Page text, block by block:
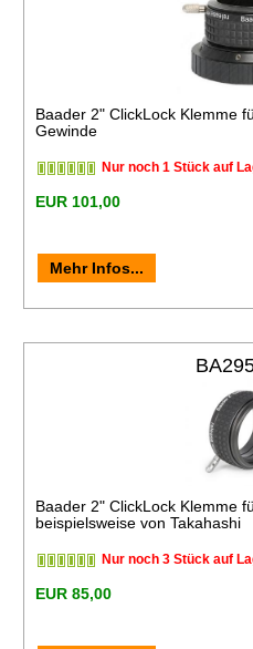
Baader 2" ClickLock Klemme
Gewinde
Nur noch 1 Stück auf
EUR 101,00
Mehr Infos...
Baader 2" ClickLock Klemme
beispielsweise von Takahashi
Nur noch 3 Stück auf
EUR 85,00